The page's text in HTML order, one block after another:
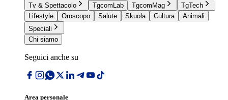
Tv & Spettacolo
TgcomLab TgcomMag
TgTech
Lifestyle
Oroscopo Salute Skuola Cultura
Animali
Speciali
Chi siamo
Seguici anche su
Area personale